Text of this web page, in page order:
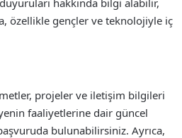
özellikle gençler ve teknolojiyle iç
projeler ve iletişim bilgileri
faaliyetlerine dair güncel
bulunabilirsiniz. Ayrıca,